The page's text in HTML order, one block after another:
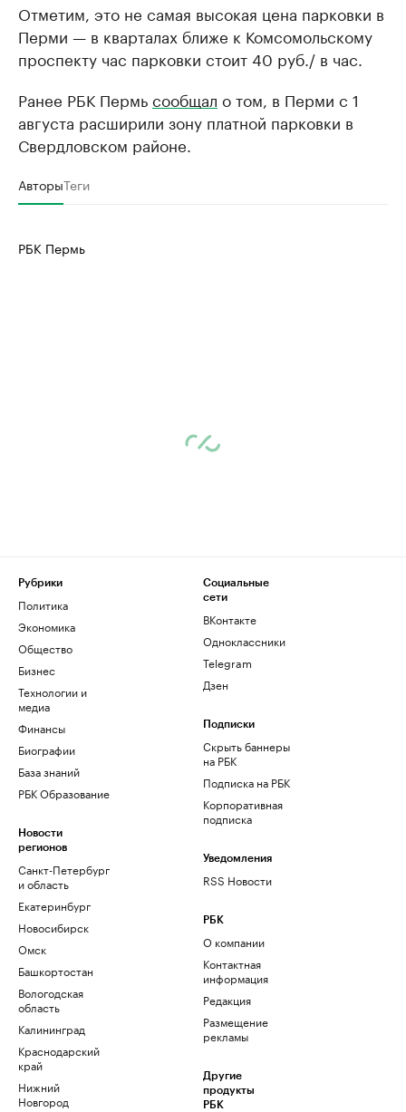
Отметим, это не самая высокая цена парковки в
Перми — в кварталах ближе к Комсомольскому
проспекту час парковки стоит 40 руб./ в час.
Ранее РБК Пермьсообщал о том, в Перми с 1
августа расширили зону платной парковки в
Свердловском районе.
АвторыТеги
РБК Пермь
Рубрики
Политика
Экономика
Общество
Бизнес
Технологии и
медиа
Финансы
Биографии
База знаний
РБК Образование
Новости
регионов
Санкт-Петербург
и область
Екатеринбург
Новосибирск
Омск
Башкортостан
Вологодская
область
Калининград
Краснодарский
край
Нижний
Новгород
Социальные
сети
ВКонтакте
Одноклассники
Telegram
Дзен
Подписки
Скрыть баннеры
на РБК
Подписка на РБК
Корпоративная
подписка
Уведомления
RSS Новости
РБК
О компании
Контактная
информация
Редакция
Размещение
рекламы
Другие
продукты
РБК